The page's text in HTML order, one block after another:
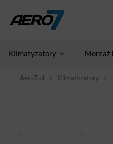
Klimatyzatory Montaż
Aero7.pl Klimatyzatory